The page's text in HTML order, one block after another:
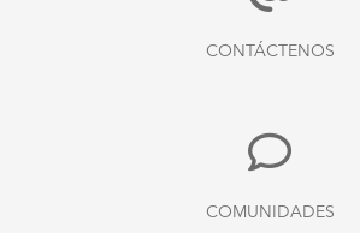
CONTÁCTENOS
COMUNIDADES